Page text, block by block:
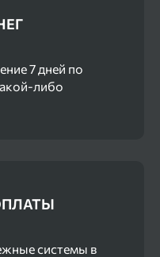
7 дней по
либо
системы в